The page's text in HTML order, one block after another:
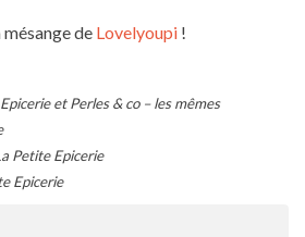
mésange de Lovelyoupi !
et Perles & co – les mêmes
Petite Epicerie
Epicerie